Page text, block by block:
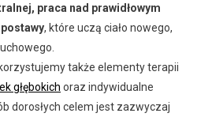
praca nad prawidłowym
, które uczą ciało nowego,
także elementy terapii
głębokich oraz indywidualne
dorosłych celem jest zazwyczaj